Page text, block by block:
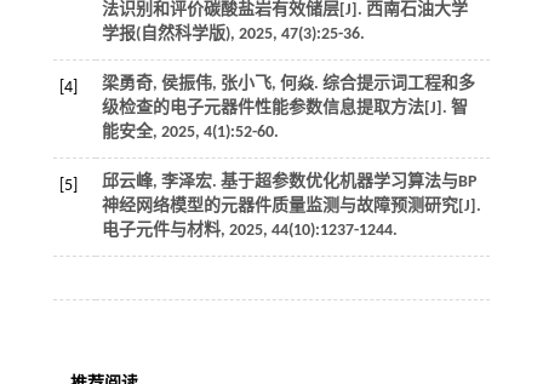
法识别和评价碳酸盐岩有效储层[J]. 西南石油大学
学报(自然科学版), 2025, 47(3):25-36.
[4]
梁勇奇, 侯振伟, 张小飞, 何焱. 综合提示词工程和多
级检查的电子元器件性能参数信息提取方法[J]. 智
能安全, 2025, 4(1):52-60.
[5]
邱云峰, 李泽宏. 基于超参数优化机器学习算法与BP
神经网络模型的元器件质量监测与故障预测研究[J].
电子元件与材料, 2025, 44(10):1237-1244.